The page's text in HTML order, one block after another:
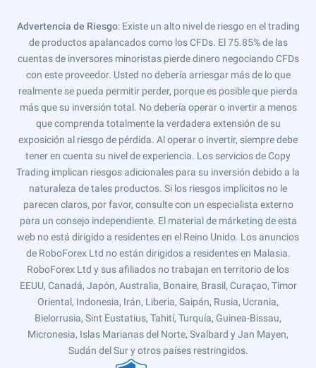
Advertencia de Riesgo: Existe un alto nivel de riesgo en el trading
de productos apalancados como los CFDs. El 75.85% de las
cuentas de inversores minoristas pierde dinero negociando CFDs
con este proveedor. Usted no debería arriesgar más de lo que
realmente se pueda permitir perder, porque es posible que pierda
más que su inversión total. No debería operar o invertir a menos
que comprenda totalmente la verdadera extensión de su
exposición al riesgo de pérdida. Al operar o invertir, siempre debe
tener en cuenta su nivel de experiencia. Los servicios de Copy
Trading implican riesgos adicionales para su inversión debido a la
naturaleza de tales productos. Si los riesgos implícitos no le
parecen claros, por favor, consulte con un especialista externo
para un consejo independiente. El material de márketing de esta
web no está dirigido a residentes en el Reino Unido. Los anuncios
de RoboForex Ltd no están dirigidos a residentes en Malasia.
RoboForex Ltd y sus afiliados no trabajan en territorio de los
EEUU, Canadá, Japón, Australia, Bonaire, Brasil, Curaçao, Timor
Oriental, Indonesia, Irán, Liberia, Saipán, Rusia, Ucrania,
Bielorrusia, Sint Eustatius, Tahití, Turquía, Guinea-Bissau,
Micronesia, Islas Marianas del Norte, Svalbard y Jan Mayen,
Sudán del Sur y otros países restringidos.